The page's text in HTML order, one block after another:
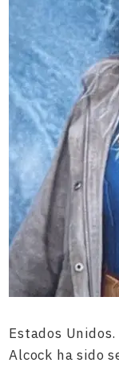
Estados
Alcock ha sido